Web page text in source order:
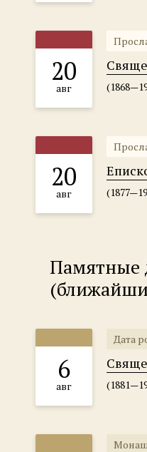
20
авг
20
авг
Памятные
6
авг
Дата